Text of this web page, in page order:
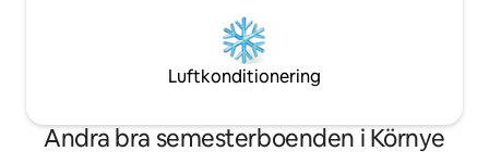
Luftkonditionering
Andra bra semesterboenden i Környe